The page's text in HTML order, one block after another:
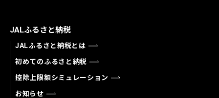
JALふるさと納税
JALふるさと納税とは
初めてのふるさと納税
控除上限額シミュレーション
お知らせ